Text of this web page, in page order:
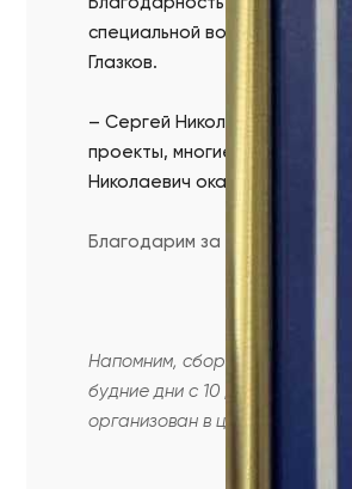
специальной военной
Глазков.
– Сергей Николаевич
проекты, многие другие
Николаевич оказывает
Благодарим за информацию
Напомним, сбор
будние дни с 10 до 16 часов).
организован в цехе